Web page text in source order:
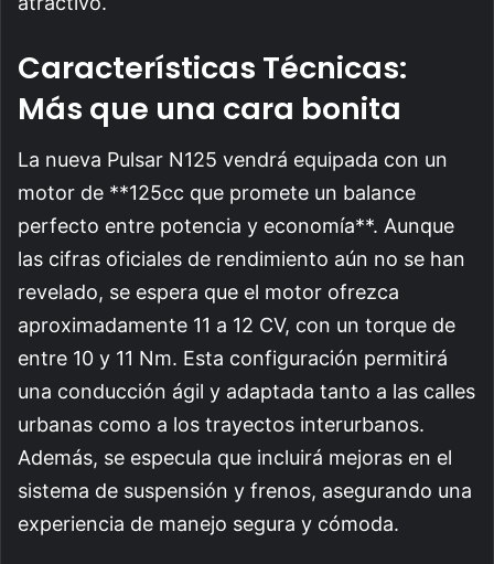
Características Técnicas:
Más que una cara bonita
La nueva Pulsar N125 vendrá equipada con un
motor de **125cc que promete un balance
perfecto entre potencia y economía**. Aunque
las cifras oficiales de rendimiento aún no se han
revelado, se espera que el motor ofrezca
aproximadamente 11 a 12 CV, con un torque de
entre 10 y 11 Nm. Esta configuración permitirá
una conducción ágil y adaptada tanto a las calles
urbanas como a los trayectos interurbanos.
Además, se especula que incluirá mejoras en el
sistema de suspensión y frenos, asegurando una
experiencia de manejo segura y cómoda.